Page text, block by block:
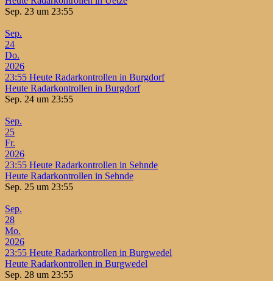
Sep. 23 um 23:55
Sep.
24
Do.
2026
23:55 Heute Radarkontrollen in Burgdorf
Heute Radarkontrollen in Burgdorf
Sep. 24 um 23:55
Sep.
25
Fr.
2026
23:55 Heute Radarkontrollen in Sehnde
Heute Radarkontrollen in Sehnde
Sep. 25 um 23:55
Sep.
28
Mo.
2026
23:55 Heute Radarkontrollen in Burgwedel
Heute Radarkontrollen in Burgwedel
Sep. 28 um 23:55